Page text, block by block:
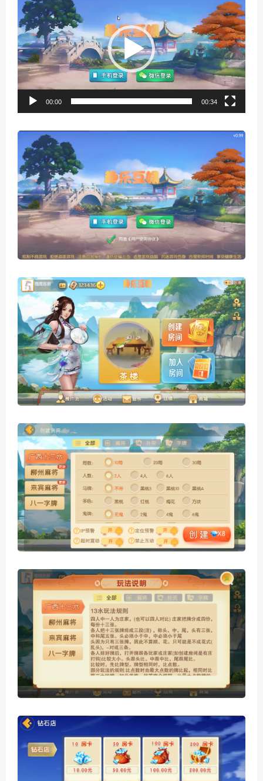
频
播
放
器
00:00 00:34